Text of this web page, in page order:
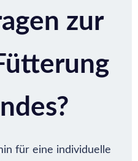
zur
für eine individuelle